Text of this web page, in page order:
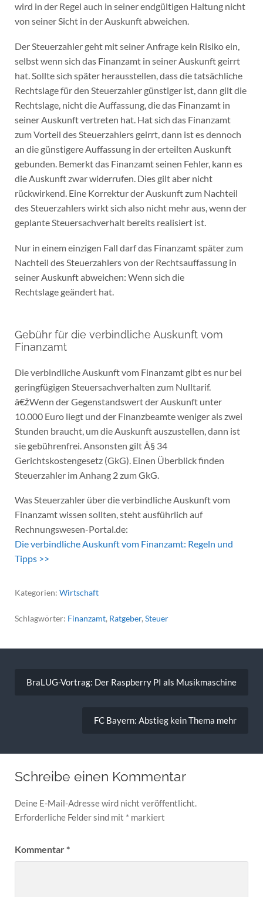
wird in der Regel auch in seiner endgültigen Haltung nicht
von seiner Sicht in der Auskunft abweichen.
Der Steuerzahler geht mit seiner Anfrage kein Risiko ein,
selbst wenn sich das Finanzamt in seiner Auskunft geirrt
hat. Sollte sich später herausstellen, dass die tatsächliche
Rechtslage für den Steuerzahler günstiger ist, dann gilt die
Rechtslage, nicht die Auffassung, die das Finanzamt in
seiner Auskunft vertreten hat. Hat sich das Finanzamt
zum Vorteil des Steuerzahlers geirrt, dann ist es dennoch
an die günstigere Auffassung in der erteilten Auskunft
gebunden. Bemerkt das Finanzamt seinen Fehler, kann es
die Auskunft zwar widerrufen. Dies gilt aber nicht
rückwirkend. Eine Korrektur der Auskunft zum Nachteil
des Steuerzahlers wirkt sich also nicht mehr aus, wenn der
geplante Steuersachverhalt bereits realisiert ist.
Nur in einem einzigen Fall darf das Finanzamt später zum
Nachteil des Steuerzahlers von der Rechtsauffassung in
seiner Auskunft abweichen: Wenn sich die
Rechtslage geändert hat.
Gebühr für die verbindliche Auskunft vom
Finanzamt
Die verbindliche Auskunft vom Finanzamt gibt es nur bei
geringfügigen Steuersachverhalten zum Nulltarif.
â€žWenn der Gegenstandswert der Auskunft unter
10.000 Euro liegt und der Finanzbeamte weniger als zwei
Stunden braucht, um die Auskunft auszustellen, dann ist
sie gebührenfrei. Ansonsten gilt Â§ 34
Gerichtskostengesetz (GkG). Einen Überblick finden
Steuerzahler im Anhang 2 zum GkG.
Was Steuerzahler über die verbindliche Auskunft vom
Finanzamt wissen sollten, steht ausführlich auf
Rechnungswesen-Portal.de:
Die verbindliche Auskunft vom Finanzamt: Regeln und
Tipps >>
Kategorien: Wirtschaft
Schlagwörter: Finanzamt, Ratgeber, Steuer
BraLUG-Vortrag: Der Raspberry PI als Musikmaschine
FC Bayern: Abstieg kein Thema mehr
Schreibe einen Kommentar
Deine E-Mail-Adresse wird nicht veröffentlicht.
Erforderliche Felder sind mit * markiert
Kommentar*